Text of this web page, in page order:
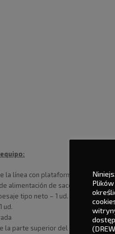
la línea con plataforma de
alimentación de sacos
tipo neto – 1 ud.
ud.
la parte superior del saco